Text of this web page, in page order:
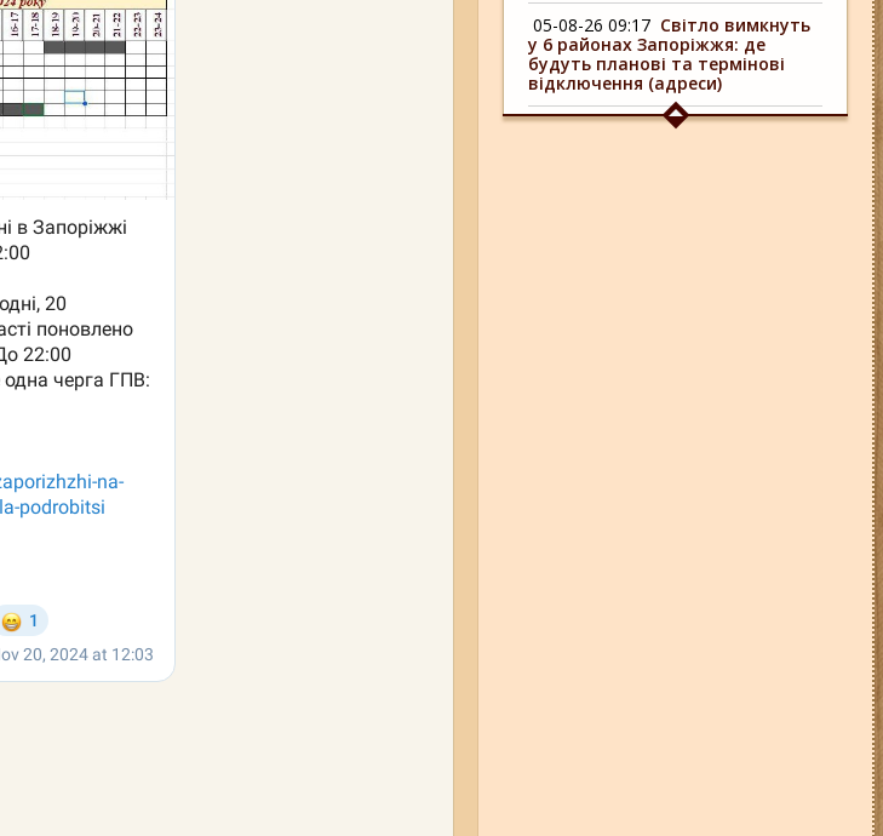
05-08-26 09:17 Світло вимкнуть
у 6 районах Запоріжжя: де
будуть планові та термінові
відключення (адреси)
04-08-26 09:16 У 6 районах